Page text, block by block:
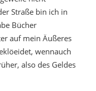
Straße bin ich in
Bücher
auf mein Äußeres
wennauch
also des Geldes